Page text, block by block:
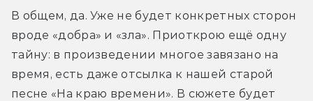
В общем, да. Уже не будет конкретных сторон
вроде «добра» и «зла». Приоткрою ещё одну
тайну: в произведении многое завязано на
время, есть даже отсылка к нашей старой
песне «На краю времени». В сюжете будет